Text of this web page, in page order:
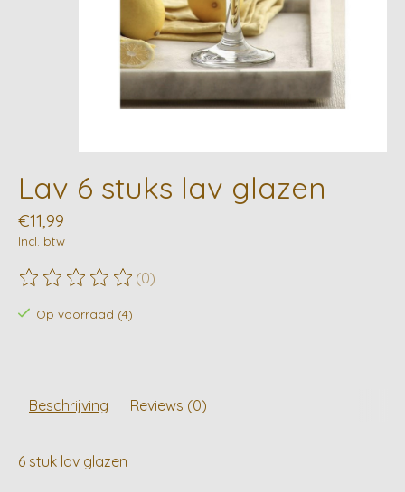
Lav 6 stuks lav glazen
€11,99
Incl. btw
De beoordeling van dit product is
(0)
Op voorraad (4)
Beschrijving Reviews (0)
6 stuk lav glazen